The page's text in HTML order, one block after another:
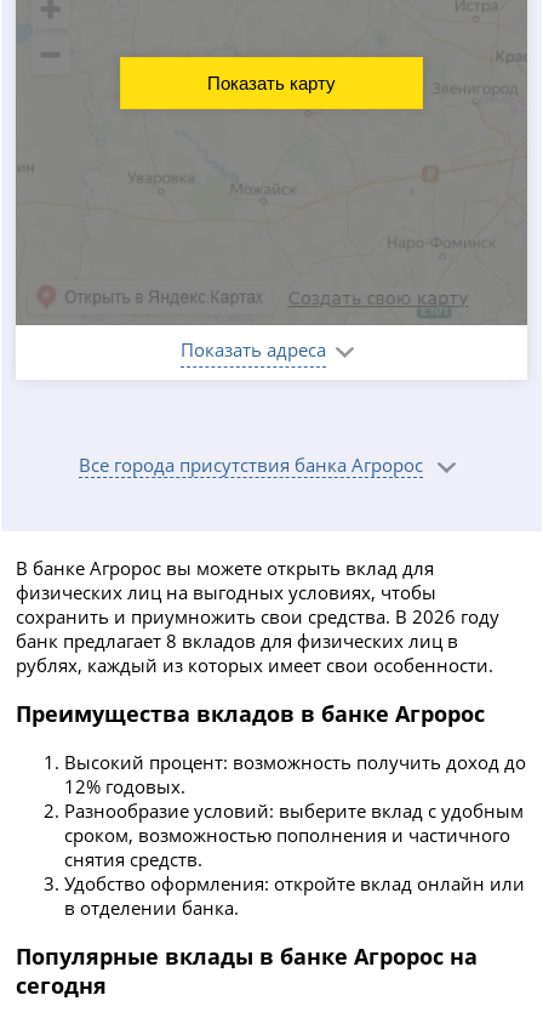
Показать адреса
Показать карту
Все города присутствия банка Агророс
В банке Агророс вы можете открыть вклад для
физических лиц на выгодных условиях, чтобы
сохранить и приумножить свои средства. В 2026 году
банк предлагает 8 вкладов для физических лиц в
рублях, каждый из которых имеет свои особенности.
Преимущества вкладов в банке Агророс
Высокий процент: возможность получить доход до
12% годовых.
Разнообразие условий: выберите вклад с удобным
сроком, возможностью пополнения и частичного
снятия средств.
Удобство оформления: откройте вклад онлайн или
в отделении банка.
Популярные вклады в банке Агророс на
сегодня